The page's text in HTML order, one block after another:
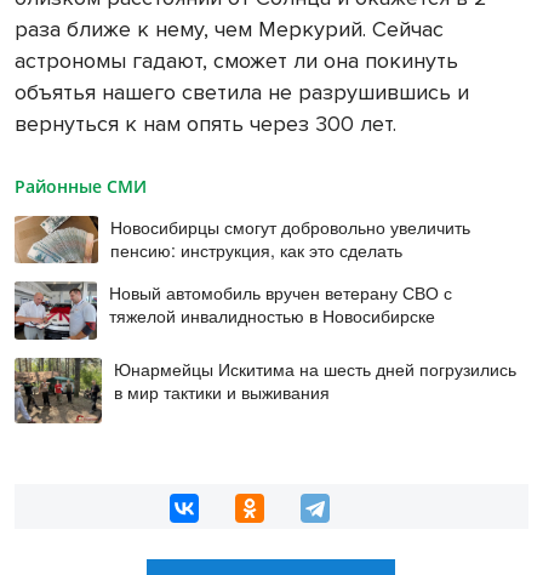
раза ближе к нему, чем Меркурий. Сейчас
астрономы гадают, сможет ли она покинуть
объятья нашего светила не разрушившись и
вернуться к нам опять через 300 лет.
Районные СМИ
Новосибирцы смогут добровольно увеличить
пенсию: инструкция, как это сделать
Новый автомобиль вручен ветерану СВО с
тяжелой инвалидностью в Новосибирске
Юнармейцы Искитима на шесть дней погрузились
в мир тактики и выживания